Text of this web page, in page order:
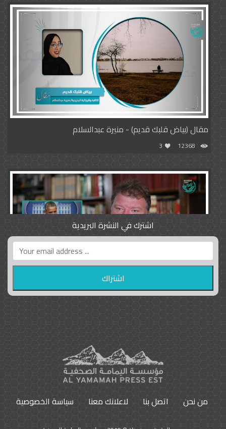
مقال (بياض قلبك قديم) - منيرة عبدالسلام
12368
3
واشنطن بوست واللوبي المزدوج
9792
اشترك في النشرة البريدية
من نحن اتصل بنا لاعلانك معنا سياسة الخصوصية